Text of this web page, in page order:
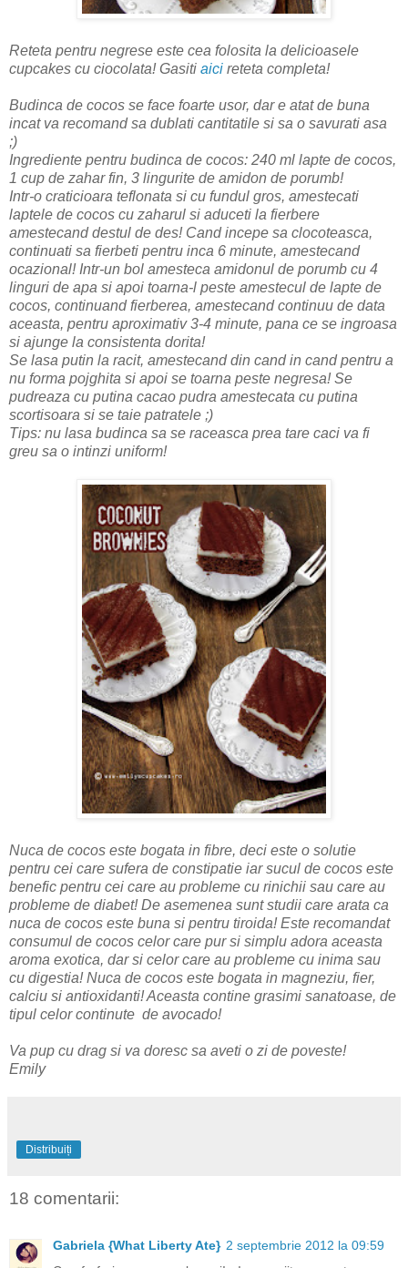
Reteta pentru negrese este cea folosita la delicioasele
cupcakes cu ciocolata! Gasiti aici reteta completa!
Budinca de cocos se face foarte usor, dar e atat de buna
incat va recomand sa dublati cantitatile si sa o savurati asa
;)
Ingrediente pentru budinca de cocos: 240 ml lapte de cocos,
1 cup de zahar fin, 3 lingurite de amidon de porumb!
Intr-o craticioara teflonata si cu fundul gros, amestecati
laptele de cocos cu zaharul si aduceti la fierbere
amestecand destul de des! Cand incepe sa clocoteasca,
continuati sa fierbeti pentru inca 6 minute, amestecand
ocazional! Intr-un bol amesteca amidonul de porumb cu 4
linguri de apa si apoi toarna-l peste amestecul de lapte de
cocos, continuand fierberea, amestecand continuu de data
aceasta, pentru aproximativ 3-4 minute, pana ce se ingroasa
si ajunge la consistenta dorita!
Se lasa putin la racit, amestecand din cand in cand pentru a
nu forma pojghita si apoi se toarna peste negresa! Se
pudreaza cu putina cacao pudra amestecata cu putina
scortisoara si se taie patratele ;)
Tips: nu lasa budinca sa se raceasca prea tare caci va fi
greu sa o intinzi uniform!
Nuca de cocos este bogata in fibre, deci este o solutie
pentru cei care sufera de constipatie iar sucul de cocos este
benefic pentru cei care au probleme cu rinichii sau care au
probleme de diabet! De asemenea sunt studii care arata ca
nuca de cocos este buna si pentru tiroida! Este recomandat
consumul de cocos celor care pur si simplu adora aceasta
aroma exotica, dar si celor care au probleme cu inima sau
cu digestia! Nuca de cocos este bogata in magneziu, fier,
calciu si antioxidanti! Aceasta contine grasimi sanatoase, de
tipul celor continute de avocado!
Va pup cu drag si va doresc sa aveti o zi de poveste!
Emily
Distribuiți
18 comentarii:
Gabriela {What Liberty Ate} 2 septembrie 2012 la 09:59